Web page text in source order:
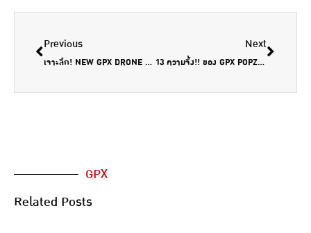
Previous
เจาะลึก! NEW GPX DRONE ภายใต้ความร่วมมือกับ SYM
Next
13 ความจึ้ง!! ของ GPX POPZ 110 สนุกใหม่ สไตล์ป๊อป!
GPX
Related Posts